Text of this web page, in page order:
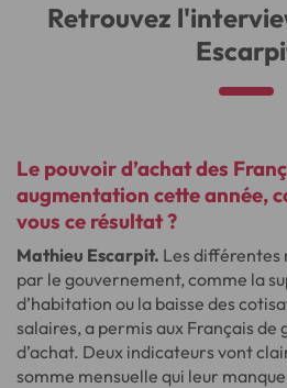
Retrouvez
Le pouvoir d’achat des
augmentation cette année,
vous ce résultat ?
Mathieu Escarpit. Les différentes
par le gouvernement, comme la
d’habitation ou la baisse des
salaires, a permis aux Français de
d’achat. Deux indicateurs vont
somme mensuelle qui leur